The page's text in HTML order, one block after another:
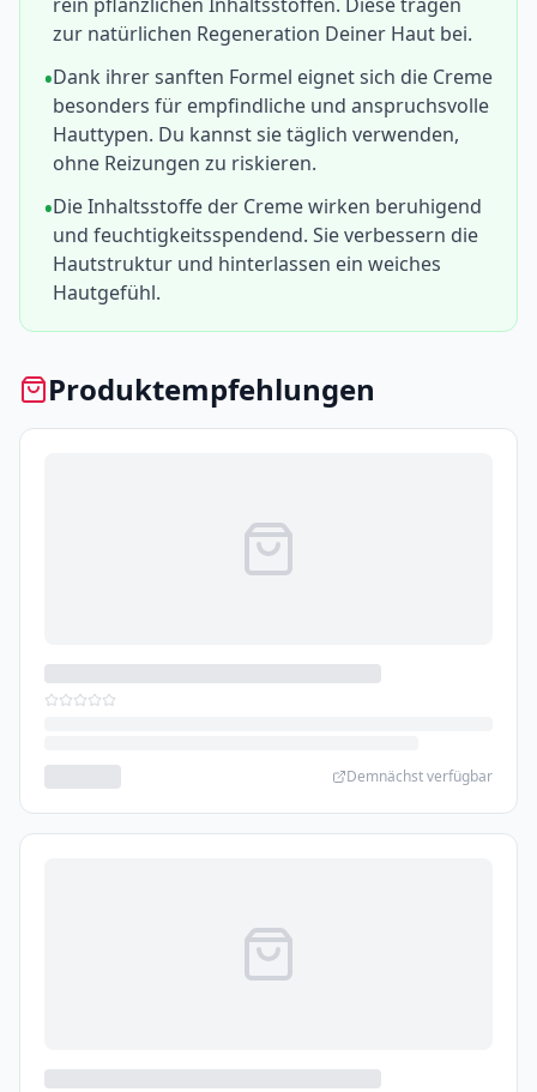
zur natürlichen Regeneration Deiner Haut bei.
Dank ihrer sanften Formel eignet sich die Creme
besonders für empfindliche und anspruchsvolle
Hauttypen. Du kannst sie täglich verwenden,
ohne Reizungen zu riskieren.
Die Inhaltsstoffe der Creme wirken beruhigend
und feuchtigkeitsspendend. Sie verbessern die
Hautstruktur und hinterlassen ein weiches
Hautgefühl.
Produktempfehlungen
Demnächst verfügbar